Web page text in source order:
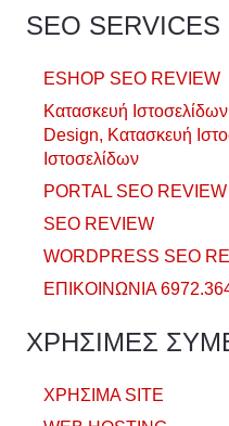
SEO SERVICES
ESHOP SEO REVIEW
Κατασκευή
Design, Κατασκευή
Ιστοσελίδων
PORTAL SEO REVIEW
SEO REVIEW
WORDPRESS SEO
ΕΠΙΚΟΙΝΩΝΙΑ
ΧΡΗΣΙΜΕΣ
ΧΡΗΣΙΜΑ SITE